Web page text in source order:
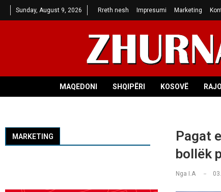
Sunday, August 9, 2026 Rreth nesh Impresumi Marketing
MAQEDONI SHQIPËRI KOSOVË
Pagat
bollëk
Nga I.A
MARKETING